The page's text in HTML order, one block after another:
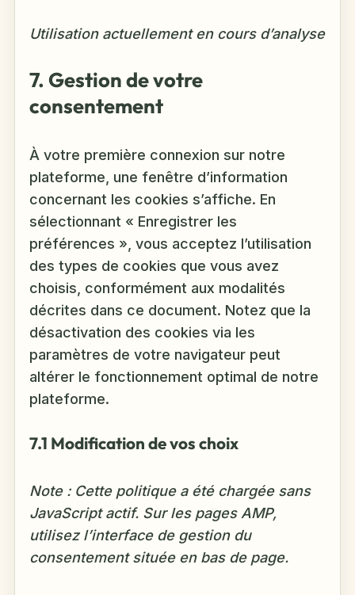
Utilisation actuellement en cours d’analyse
7. Gestion de votre
consentement
À votre première connexion sur notre
plateforme, une fenêtre d’information
concernant les cookies s’affiche. En
sélectionnant « Enregistrer les
préférences », vous acceptez l’utilisation
des types de cookies que vous avez
choisis, conformément aux modalités
décrites dans ce document. Notez que la
désactivation des cookies via les
paramètres de votre navigateur peut
altérer le fonctionnement optimal de notre
plateforme.
7.1 Modification de vos choix
Note : Cette politique a été chargée sans
JavaScript actif. Sur les pages AMP,
utilisez l’interface de gestion du
consentement située en bas de page.